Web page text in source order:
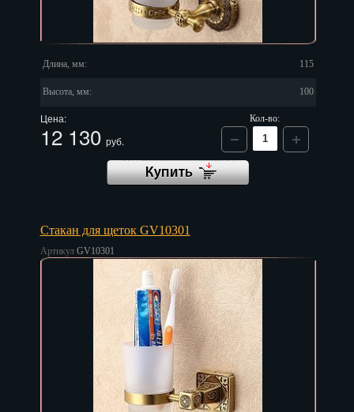
Длина, мм: 115
Высота, мм: 100
Цена:
12 130 руб.
Кол-во:
Стакан для щеток GV10301
Артикул GV10301